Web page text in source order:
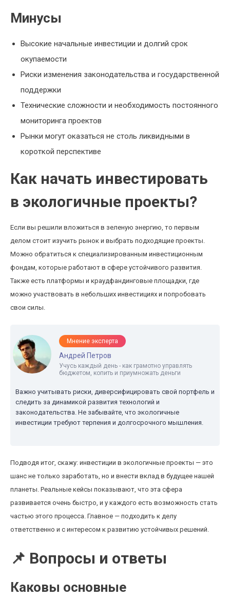
Минусы
Высокие начальные инвестиции и долгий срок
окупаемости
Риски изменения законодательства и государственной
поддержки
Технические сложности и необходимость постоянного
мониторинга проектов
Рынки могут оказаться не столь ликвидными в
короткой перспективе
Как начать инвестировать
в экологичные проекты?
Если вы решили вложиться в зеленую энергию, то первым
делом стоит изучить рынок и выбрать подходящие проекты.
Можно обратиться к специализированным инвестиционным
фондам, которые работают в сфере устойчивого развития.
Также есть платформы и краудфандинговые площадки, где
можно участвовать в небольших инвестициях и попробовать
свои силы.
Мнение эксперта
Андрей Петров
Учусь каждый день - как грамотно управлять
бюджетом, копить и приумножать деньги
Важно учитывать риски, диверсифицировать свой портфель и
следить за динамикой развития технологий и
законодательства. Не забывайте, что экологичные
инвестиции требуют терпения и долгосрочного мышления.
Подводя итог, скажу: инвестиции в экологичные проекты — это
шанс не только заработать, но и внести вклад в будущее нашей
планеты. Реальные кейсы показывают, что эта сфера
развивается очень быстро, и у каждого есть возможность стать
частью этого процесса. Главное — подходить к делу
ответственно и с интересом к развитию устойчивых решений.
📌 Вопросы и ответы
Каковы основные